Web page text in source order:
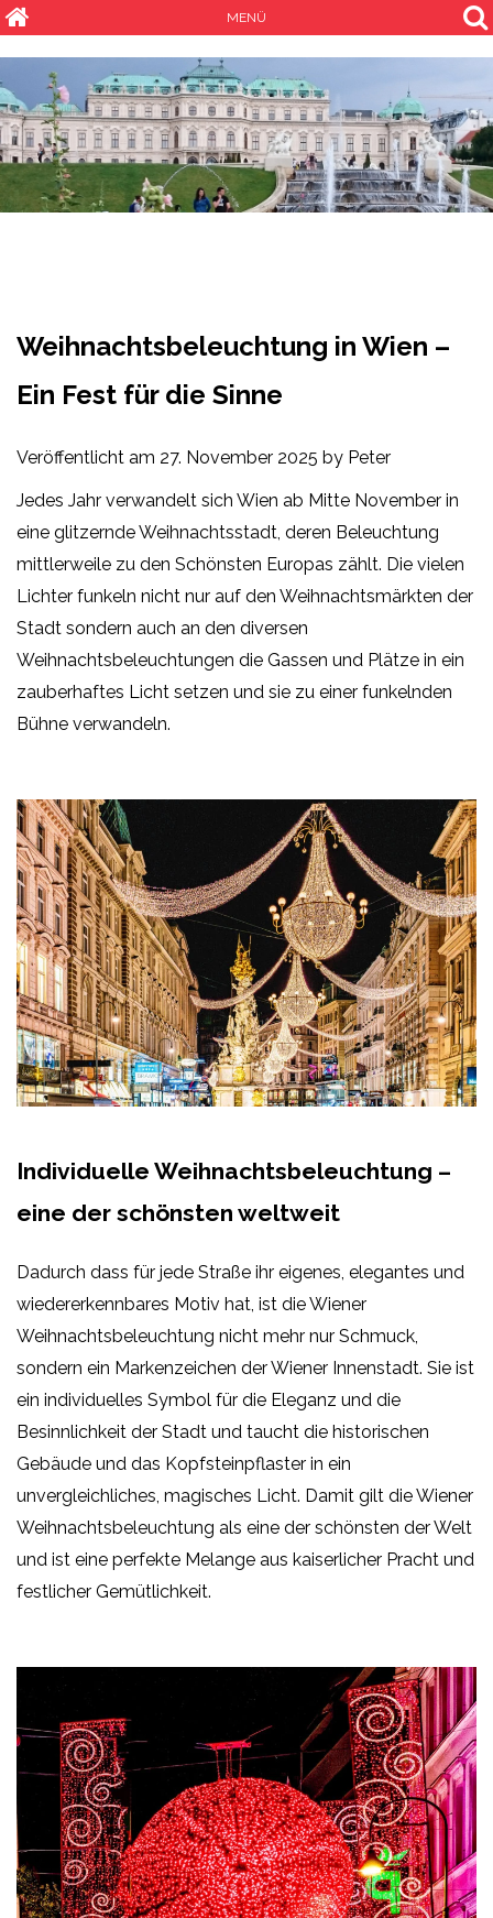
MENÜ
Weihnachtsbeleuchtung in Wien –
Ein Fest für die Sinne
Veröffentlicht am 27. November 2025 by Peter
Jedes Jahr verwandelt sich Wien ab Mitte November in
eine glitzernde Weihnachtsstadt, deren Beleuchtung
mittlerweile zu den Schönsten Europas zählt. Die vielen
Lichter funkeln nicht nur auf den Weihnachtsmärkten der
Stadt sondern auch an den diversen
Weihnachtsbeleuchtungen die Gassen und Plätze in ein
zauberhaftes Licht setzen und sie zu einer funkelnden
Bühne verwandeln.
Individuelle Weihnachtsbeleuchtung –
eine der schönsten weltweit
Dadurch dass für jede Straße ihr eigenes, elegantes und
wiedererkennbares Motiv hat, ist die Wiener
Weihnachtsbeleuchtung nicht mehr nur Schmuck,
sondern ein Markenzeichen der Wiener Innenstadt. Sie ist
ein individuelles Symbol für die Eleganz und die
Besinnlichkeit der Stadt und taucht die historischen
Gebäude und das Kopfsteinpflaster in ein
unvergleichliches, magisches Licht. Damit gilt die Wiener
Weihnachtsbeleuchtung als eine der schönsten der Welt
und ist eine perfekte Melange aus kaiserlicher Pracht und
festlicher Gemütlichkeit.